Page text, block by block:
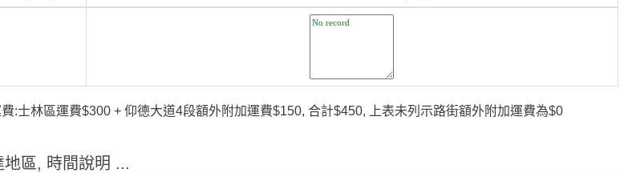
:士林區運費$300 + 仰德大道4段額外附加運費$150, 合計$450, 上表未列示路街額外附加運費為$0
區, 時間說明 ...